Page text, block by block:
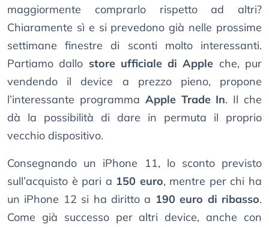
maggiormente comprarlo rispetto ad altri?
Chiaramente sì e si prevedono già nelle prossime
settimane finestre di sconti molto interessanti.
Partiamo dallo store ufficiale di Apple che, pur
vendendo il device a prezzo pieno, propone
l’interessante programma Apple Trade In. Il che
dà la possibilità di dare in permuta il proprio
vecchio dispositivo.
Consegnando un iPhone 11, lo sconto previsto
sull’acquisto è pari a 150 euro, mentre per chi ha
un iPhone 12 si ha diritto a 190 euro di ribasso.
Come già successo per altri device, anche con